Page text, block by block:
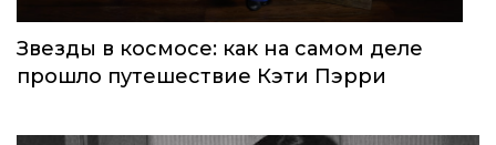
Звезды в космосе: как на самом деле
прошло путешествие Кэти Пэрри